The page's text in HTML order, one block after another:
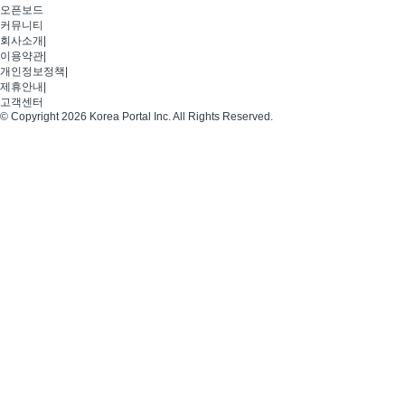
오픈보드
커뮤니티
회사소개
이용약관
개인정보정책
제휴안내
고객센터
© Copyright 2026 Korea Portal Inc. All Rights Reserved.